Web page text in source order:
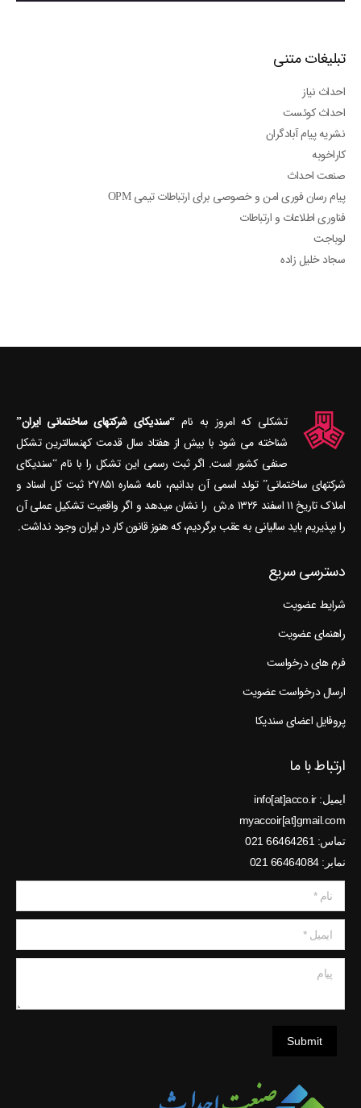
تبلیغات متنی
احداث نیاز
احداث کوئست
نشریه پیام آبادگران
کاراخوبه
صنعت احداث
پیام رسان فوری امن و خصوصی برای ارتباطات تیمی OPM
فناوری اطلاعات و ارتباطات
لوباجت
سجاد خلیل زاده
تشکلی که امروز به نام“سندیکای شرکتهای ساختمانی ایران”
شناخته می‎ شود با بیش از هفتاد سال قدمت کهنسال‎ترین تشکل
صنفی کشور است. اگر ثبت رسمی این تشکل را با نام “سندیکای
شرکتهای ساختمانی” تولد اسمی آن بدانیم، نامه شماره ۲۷۸۵۱ ثبت کل اسناد و
املاک تاریخ ۱۱ اسفند ۱۳۲۶ ه.ش را نشان می‎دهد و اگر واقعیت تشکیل عملی آن
را بپذیریم باید سالیانی به عقب برگردیم، که هنوز قانون کار در ایران وجود نداشت.
دسترسی سریع
شرایط عضویت
راهنمای عضویت
فرم های درخواست
ارسال درخواست عضویت
پروفایل اعضای سندیکا
ارتباط با ما
ایمیل: info[at]acco.ir
myaccoir[at]gmail.com
تماس: 66464261 021
نمابر: 66464084 021
نام *
ایمیل *
Submit